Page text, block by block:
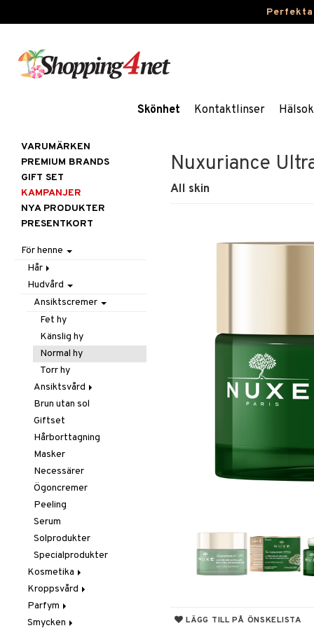
Skönhet Kontaktlinser
Nuxuriance
All skin
LÄGG TILL PÅ ÖNSKELISTA
VARUMÄRKEN
PREMIUM BRANDS
GIFT SET
KAMPANJER
NYA PRODUKTER
PRESENTKORT
För henne
Hår
Accessoarer
Balsam
Borstar / Kammar
Elektriska
stylingverktyg
Gift Set
Håravfall
Hårfärg
Hårkur
Inpackning
Leave-in balsam
Schampo
Styling
Glans & Antifrizz
Lockar
Värmeskydd
Vax & Gelé
Volymprodukter
Torrschampo
Hudvård
Ansiktscremer
Fet hy
Känslig hy
Normal hy
Torr hy
Ansiktsvård
Ansiktsvatten
Ögon makeup remover
Rengöring
Brun utan sol
Giftset
Hårborttagning
Masker
Necessärer
Ögoncremer
Peeling
Serum
Solprodukter
Specialprodukter
Kosmetika
Gift Set
Hud
Bronzer & Highlighter
Läppar
Kroppsvård
Badprodukter
Bodylotion
Parfym
Body spray
Smycken